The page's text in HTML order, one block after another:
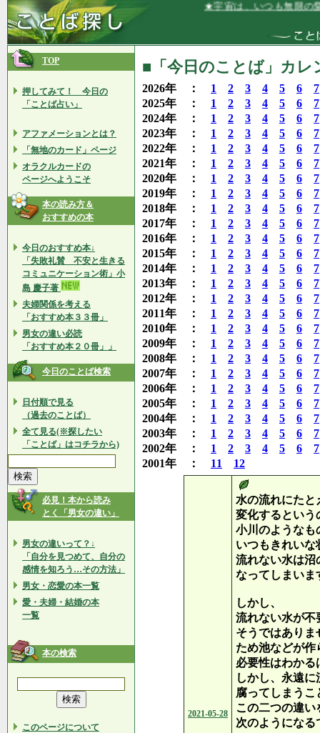
★宇宙は、いつも無限の愛を与え
TOP
押してみて！ 今日の
「ことば占い」
アファメーションとは？
「無地のカード」ページ
オラクルカードの
ページへようこそ
本の読み方＆
おすすめの本
今日のおすすめ本↓
「失敗礼賛 不安と生きる
コミュニケーション術」小
島 慶子著
夫婦関係を考える
「おすすめ本３３冊」
男女の違い必読
「おすすめ本２０冊」」
今日のことば検索
日付順で見る
（過去のことば）
全て見る(※探したい
「ことば」はコチラから)
必見！本から読み
とく「男女の違い」
男女の違いって？↓
「自分を見つめて、自分の
感情を知ろう…その方法」
男女・恋愛の本一覧
愛・夫婦・結婚の本
一覧
本の検索
このページについて
■「今日のことば」カ
2026年 ： 1 2 3 4 5 6
7
2025年 ： 1 2 3 4 5 6
7
2024年 ： 1 2 3 4 5 6
7
2023年 ： 1 2 3 4 5 6
7
2022年 ： 1 2 3 4 5 6
7
2021年 ： 1 2 3 4 5 6
7
2020年 ： 1 2 3 4 5 6
7
2019年 ： 1 2 3 4 5 6
7
2018年 ： 1 2 3 4 5 6
7
2017年 ： 1 2 3 4 5 6
7
2016年 ： 1 2 3 4 5 6
7
2015年 ： 1 2 3 4 5 6
7
2014年 ： 1 2 3 4 5 6
7
2013年 ： 1 2 3 4 5 6
7
2012年 ： 1 2 3 4 5 6
7
2011年 ： 1 2 3 4 5 6
7
2010年 ： 1 2 3 4 5 6
7
2009年 ： 1 2 3 4 5 6
7
2008年 ： 1 2 3 4 5 6
7
2007年 ： 1 2 3 4 5 6
7
2006年 ： 1 2 3 4 5 6
7
2005年 ： 1 2 3 4 5 6
7
2004年 ： 1 2 3 4 5 6
7
2003年 ： 1 2 3 4 5 6
7
2002年 ： 1 2 3 4 5 6
7
2001年 ： 11 12
2021-05-28
水の流れにたと
変化するという
小川のようなも
いつもきれいな
流れない水は沼
なってしまいま
しかし、
流れない水が不
そうではありま
ため池などが作
必要性はわかる
しかし、永遠に
腐ってしまうこ
この二つの違い
次のようになる